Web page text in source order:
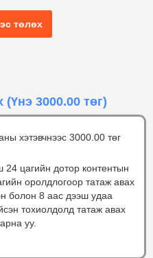
төлөх
(Үнэ 3000.00 төг)
хэтэвчнээс 3000.00 төг
24 цагийн дотор контентын
оролдлогоор татаж авах
болон 8 аас дээш удаа
тохиолдолд татаж авах
уу.